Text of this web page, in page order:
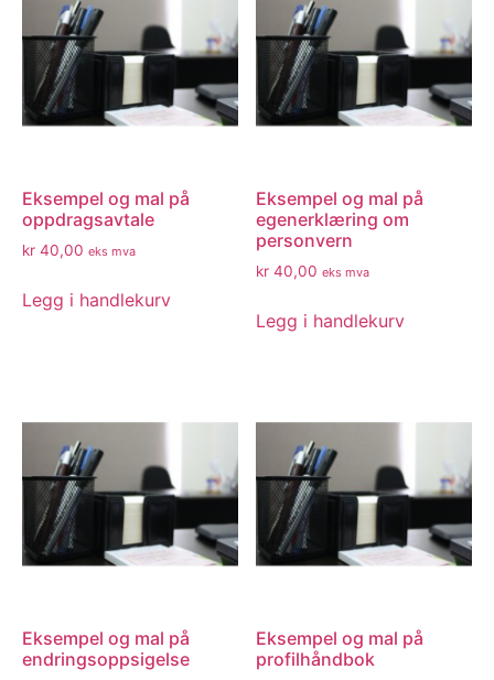
Eksempel og mal på
oppdragsavtale
kr 40,00 eks mva
Legg i handlekurv
Eksempel og mal på
egenerklæring om
personvern
kr 40,00 eks mva
Legg i handlekurv
Eksempel og mal på
endringsoppsigelse
Eksempel og mal på
profilhåndbok